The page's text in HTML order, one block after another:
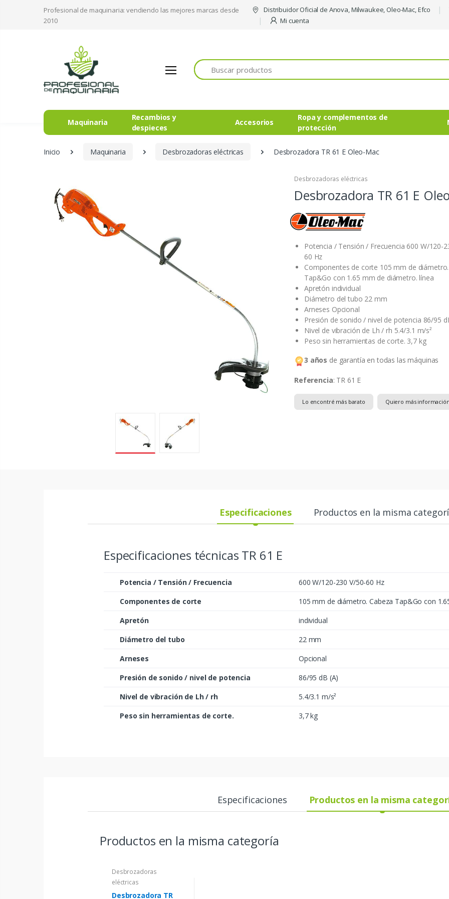
Profesional de maquinaria: vendiendo las mejores marcas desde
2010
Distribuidor Oficial de Anova, Milwaukee, Oleo-Mac, Efco
Mi cuenta
Buscar
Maquinaria
Recambios y
despieces
Accesorios
Ropa y complementos de
protección
Inicio Maquinaria Desbrozadoras eléctricas Desbrozadora TR 61 E Oleo-Mac
Desbrozadoras eléctricas
Desbrozadora TR 61 E
Potencia / Tensión / Frecuencia 600 W/120-
60 Hz
Componentes de corte 105 mm de
Tap&Go con 1.65 mm de diámetro. línea
Apretón individual
Diámetro del tubo 22 mm
Arneses Opcional
Presión de sonido / nivel de potencia 86/95
Nivel de vibración de Lh / rh 5.4/3.1 m/s²
Peso sin herramientas de corte. 3,7 kg
3 años de garantía en todas las máquinas
Referencia: TR 61 E
Lo encontré más barato Quiero más
Especificaciones Productos en la misma
Especificaciones técnicas TR 61 E
Potencia / Tensión / Frecuencia
600 W/120-230 V/50-60 Hz
Componentes de corte
105 mm de diámetro. Cabeza Tap&Go con
Apretón
individual
Diámetro del tubo
22 mm
Arneses
Opcional
Presión de sonido / nivel de potencia
86/95 dB (A)
Nivel de vibración de Lh / rh
5.4/3.1 m/s²
Peso sin herramientas de corte.
3,7 kg
Especificaciones Productos en la misma
Productos en la misma categoría
Desbrozadoras
eléctricas
Desbrozadora TR